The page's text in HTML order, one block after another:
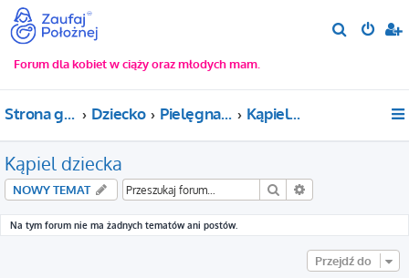
j
Forum dla kobiet w ciąży oraz młodych mam.
Strona główna Dziecko Pielęgnacja noworodka Kąpiel dziecka
Kąpiel dziecka
NOWY TEMAT Szukaj
Na tym forum nie ma żadnych tematów ani postów.
Przejdź do